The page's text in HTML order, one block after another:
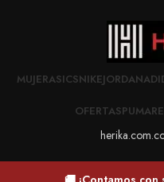
MUJERASICSNIKEJORDAN
OFERTASPUMA